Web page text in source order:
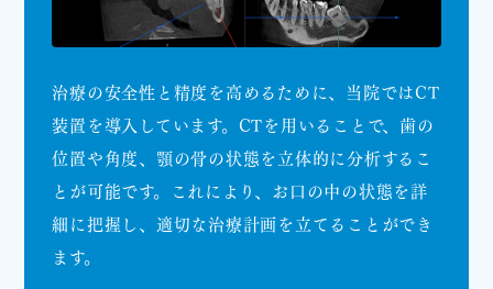
治療の安全性と精度を高めるために、当院ではCT
装置を導入しています。CTを用いることで、歯の
位置や角度、顎の骨の状態を立体的に分析するこ
とが可能です。これにより、お口の中の状態を詳
細に把握し、適切な治療計画を立てることができ
ます。